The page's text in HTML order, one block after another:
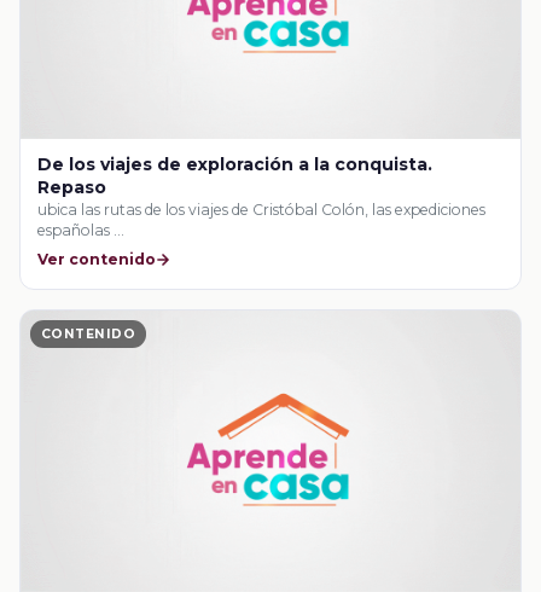
De los viajes de exploración a la conquista.
Repaso
ubica las rutas de los viajes de Cristóbal Colón, las expediciones
españolas …
Ver contenido
CONTENIDO